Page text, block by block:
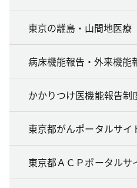
東京の離島・山間地医療
病床機能報告・外来機能
かかりつけ医機能報告制
東京都がんポータルサイ
東京都ＡＣＰポータルサ